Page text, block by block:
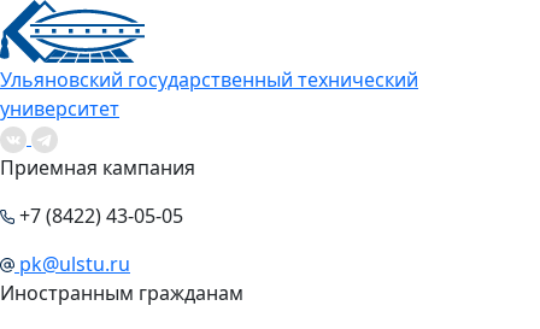
Ульяновский государственный технический
университет
Приемная кампания
+7 (8422) 43-05-05
pk@ulstu.ru
Иностранным гражданам